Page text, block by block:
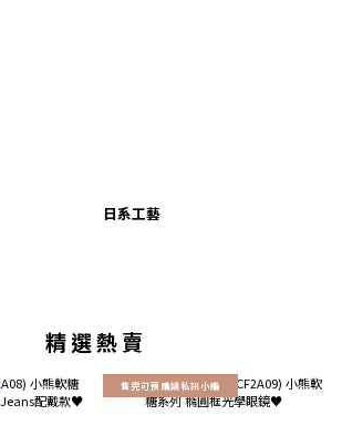
日系工藝
精 選 熱 賣
售完可預購請私訊小編